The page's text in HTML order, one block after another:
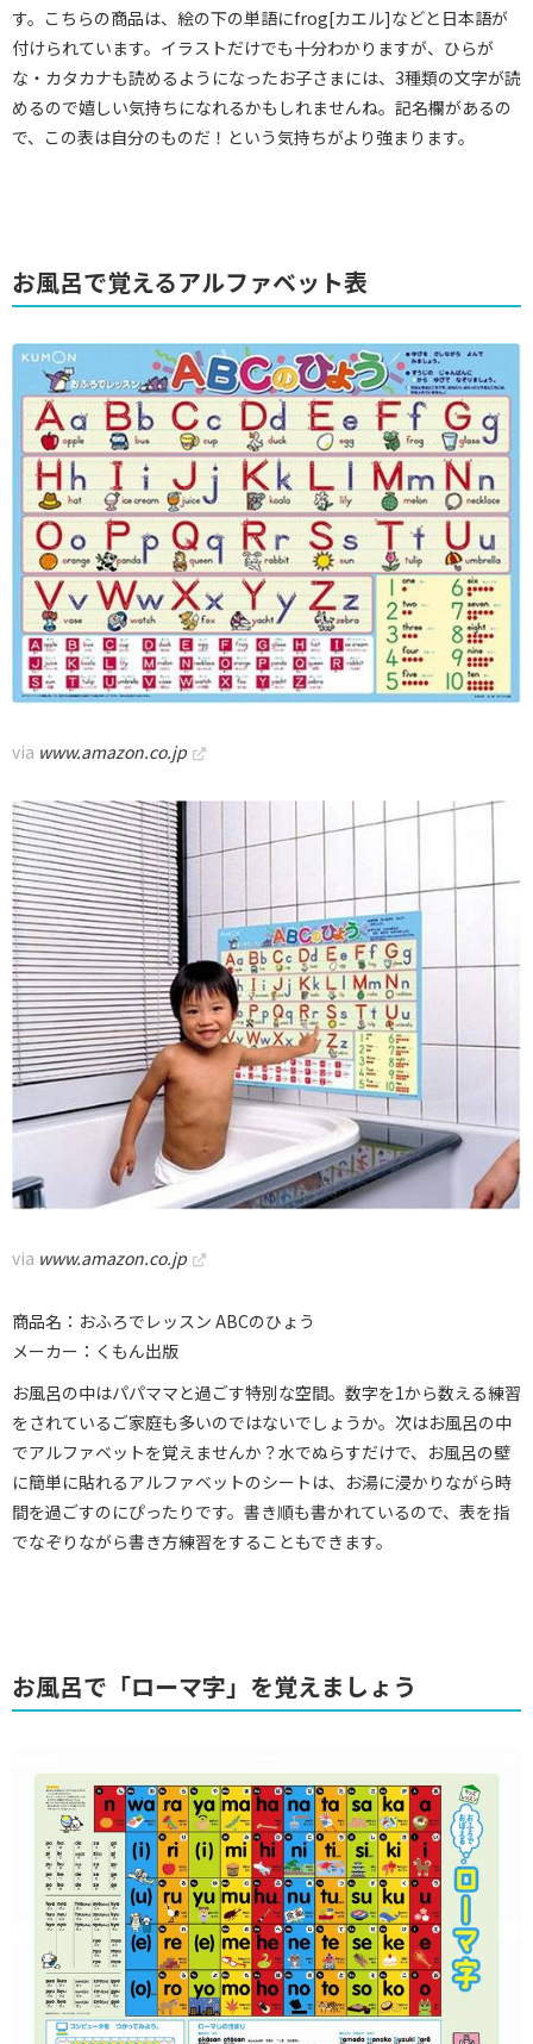
す。こちらの商品は、絵の下の単語にfrog[カエル]などと日本語が
付けられています。イラストだけでも十分わかりますが、ひらが
な・カタカナも読めるようになったお子さまには、3種類の文字が読
めるので嬉しい気持ちになれるかもしれませんね。記名欄があるの
で、この表は自分のものだ！という気持ちがより強まります。
お風呂で覚えるアルファベット表
via www.amazon.co.jp
via www.amazon.co.jp
商品名：おふろでレッスン ABCのひょう
メーカー：くもん出版
お風呂の中はパパママと過ごす特別な空間。数字を1から数える練習
をされているご家庭も多いのではないでしょうか。次はお風呂の中
でアルファベットを覚えませんか？水でぬらすだけで、お風呂の壁
に簡単に貼れるアルファベットのシートは、お湯に浸かりながら時
間を過ごすのにぴったりです。書き順も書かれているので、表を指
でなぞりながら書き方練習をすることもできます。
お風呂で「ローマ字」を覚えましょう